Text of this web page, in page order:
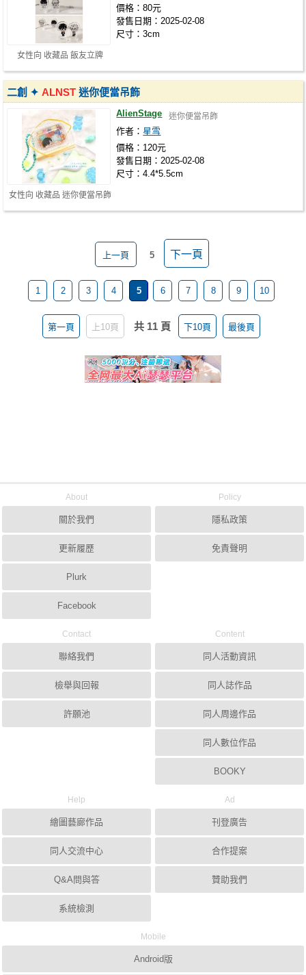
女性向 收藏品 飯友立牌
價格：80元
發售日期：2025-02-08
尺寸：3cm
女性向 收藏品 迷你便當吊飾
二創 ✦ALNST 迷你便當吊飾
AlienStage 迷你便當吊飾
作者：星雪
價格：120元
發售日期：2025-02-08
尺寸：4.4*5.5cm
上一頁 5 下一頁
1 2 3 4 5 6 7 8 9 10
第一頁 上10頁 共 11 頁 下10頁 最後頁
About
關於我們
更新履歷
Plurk
Facebook
Policy
隱私政策
免責聲明
Contact
聯絡我們
檢舉與回報
許願池
Content
同人活動資訊
同人誌作品
同人周邊作品
同人數位作品
BOOKY
Help
繪圖藝廊作品
同人交流中心
Q&A問與答
系統檢測
Ad
刊登廣告
合作提案
贊助我們
Mobile
Android版